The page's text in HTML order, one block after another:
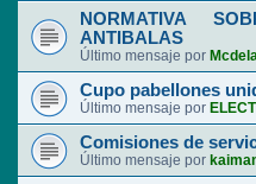
NORMATIVA
ANTIBALAS
Último mensaje por
Cupo pabellones
Último mensaje por
Comisiones de
Último mensaje por